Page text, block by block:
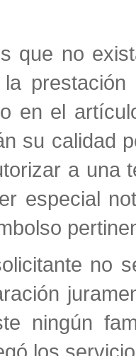
que no
en el
su calidad
a una
especial
no
ningún